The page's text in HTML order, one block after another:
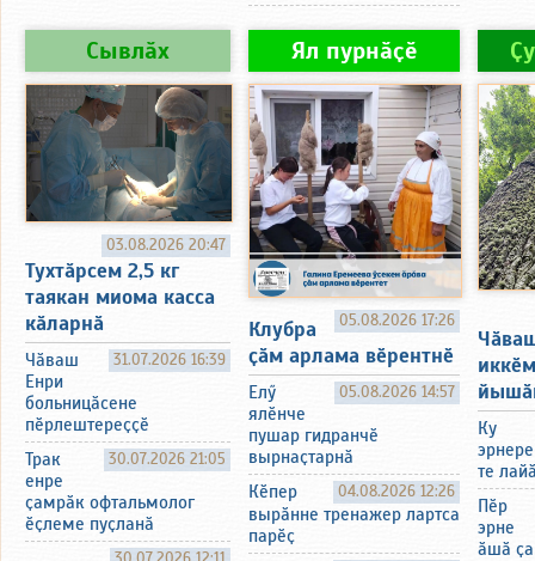
Сывлӑх
03.08.2026 20:47
Тухтӑрсем 2,5 кг
таякан миома касса
кӑларнӑ
31.07.2026 16:39
Чӑваш
Енри
больницӑсене
пӗрлештереҫҫӗ
30.07.2026 21:05
Трак
енре
ҫамрӑк офтальмолог
ӗҫлеме пуҫланӑ
Ял пурнӑҫӗ
05.08.2026 17:26
Клубра
ҫӑм арлама вӗрентнӗ
05.08.2026 14:57
Елӳ
ялӗнче
пушар гидранчӗ
вырнаҫтарнӑ
04.08.2026 12:26
Кӗпер
вырӑнне тренажер лартса
парӗҫ
Ку
эрнере
те
Пӗр
эрне
ӑшӑ